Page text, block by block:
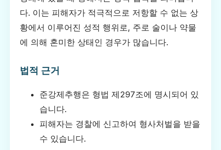
다. 이는 피해자가 적극적으로 저항할 수 없는 상
황에서 이루어진 성적 행위로, 주로 술이나 약물
에 의해 혼미한 상태인 경우가 많습니다.
법적 근거
준강제추행은 형법 제297조에 명시되어 있
습니다.
피해자는 경찰에 신고하여 형사처벌을 받을
수 있습니다.